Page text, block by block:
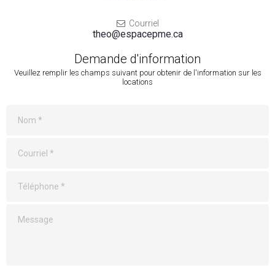
Courriel
theo@espacepme.ca
Demande d'information
Veuillez remplir les champs suivant pour obtenir de l'information sur les
locations